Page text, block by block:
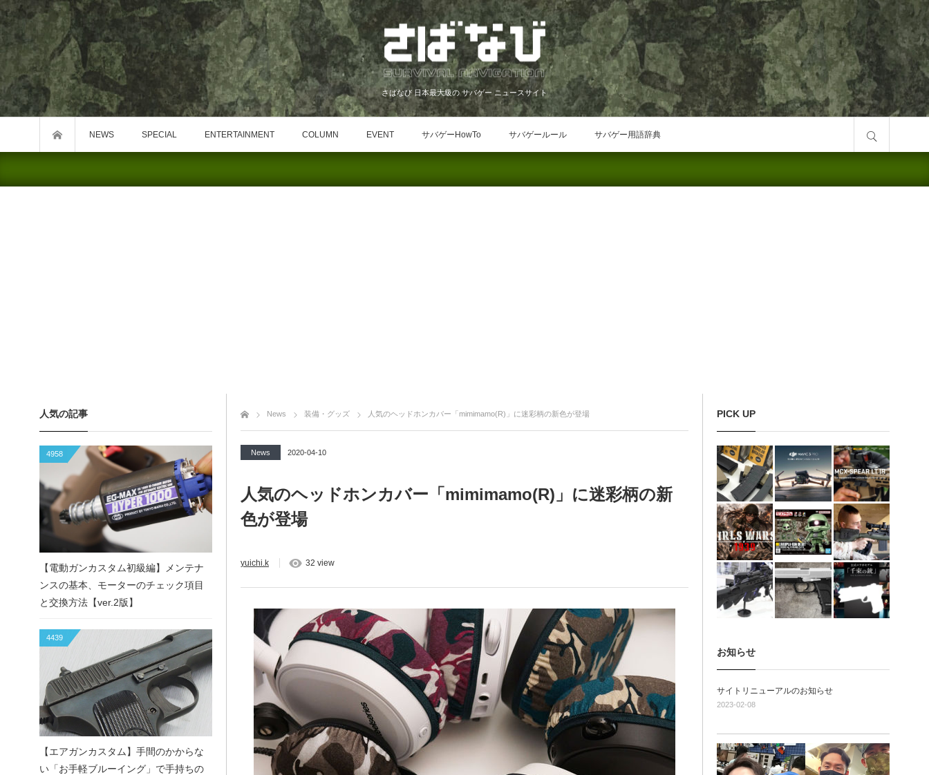
さばなび 日本最大級の サバゲー ニュースサイト
NEWS SPECIAL ENTERTAINMENT COLUMN EVENT サバゲーHowTo サバゲールール サバゲー用語辞典
News 装備・グッズ 人気のヘッドホンカバー「mimimamo(R)」に迷彩柄の新色が登場
News 2020-04-10
人気のヘッドホンカバー「mimimamo(R)」に迷彩柄の新
色が登場
yuichi.k 32 view
人気の記事
4958
【電動ガンカスタム初級編】メンテナ
ンスの基本、モーターのチェック項目
と交換方法【ver.2版】
4439
【エアガンカスタム】手間のかからな
い「お手軽ブルーイング」で手持ちの
PICK UP
お知らせ
サイトリニューアルのお知らせ
2023-02-08